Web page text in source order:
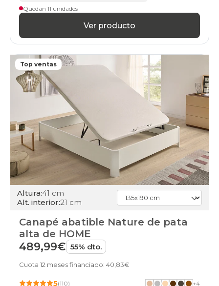
Quedan 11 unidades
Ver producto
Top ventas
Altura:41 cm
Alt. interior:21 cm
Canapé abatible Nature de pata
alta de HOME
489,99€ 55% dto.
Cuota 12 meses financiado: 40,83€
5(110) +4